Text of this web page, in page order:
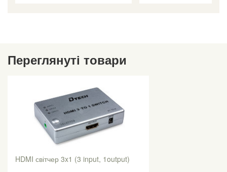
Переглянуті товари
HDMI світчер 3x1 (3 input, 1output)